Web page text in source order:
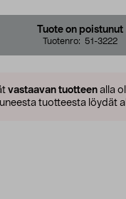
Tuote on poistunut
Tuotenro: 51-3222
vastaavan tuotteen alla
tuotteesta löydät